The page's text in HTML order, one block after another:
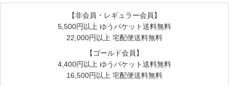
さすが、ウール!
さすが、コトリワークス さん!
さらっとしてて、気持ちいいです。
寝てる間におしっこが漏れても、ひやっとせず、
この冬の季節に活躍してくれてます。
【非会員・レギュラー会員】
5,500円以上 ゆうパケット送料無料
22,000円以上 宅配便送料無料
【ゴールド会員】
4,400円以上 ゆうパケット送料無料
16,500円以上 宅配便送料無料